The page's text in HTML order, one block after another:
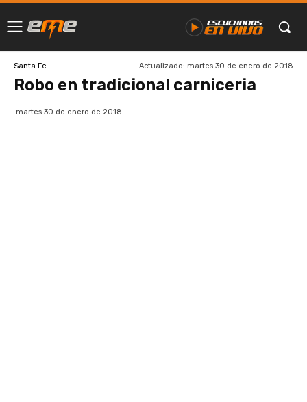
Santa Fe Actualizado: martes 30 de enero de 2018
Robo en tradicional carniceria
martes 30 de enero de 2018